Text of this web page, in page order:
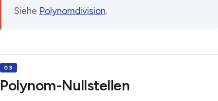
Siehe Polynomdivision.
Polynom-Nullstellen